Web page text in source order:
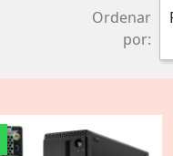
Ordenar
por: